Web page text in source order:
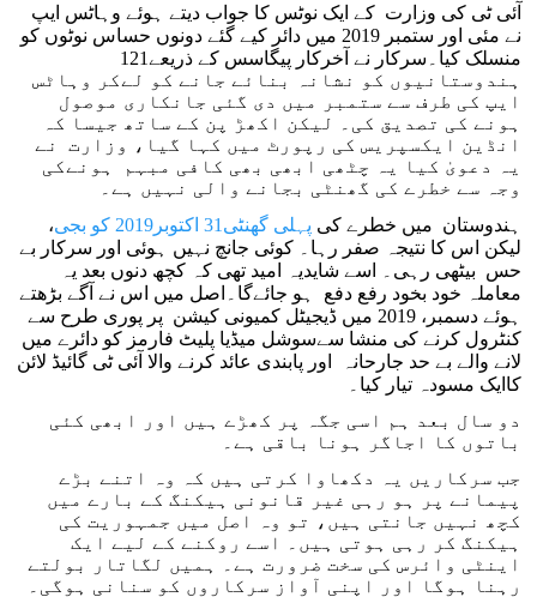
آئی ٹی کی وزارت کے ایک نوٹس کا جواب دیتے ہوئے وہاٹس ایپ
نے مئی اور ستمبر 2019 میں دائر کیے گئے دونوں حساس نوٹوں کو
منسلک کیا۔سرکار نے آخرکار پیگاسس کے ذریعے121
ہندوستانیوں کو نشانہ بنائے جانے کو لےکر وہاٹس
ایپ کی طرف سے ستمبر میں دی گئی جانکاری موصول
ہونے کی تصدیق کی۔ لیکن اکھڑ پن کے ساتھ جیسا کہ
انڈین ایکسپریس کی رپورٹ میں کہا گیا، وزارت نے
یہ دعویٰ کیا یہ چٹھی ابھی بھی کافی مبہم ہونےکی
وجہ سے خطرے کی گھنٹی بجانے والی نہیں ہے۔
ہندوستان میں خطرے کی پہلی گھنٹی31 اکتوبر2019 کو بجی
،
لیکن اس کا نتیجہ صفر رہا۔ کوئی جانچ نہیں ہوئی اور سرکار بے
حس بیٹھی رہی۔ اسے شایدیہ امید تھی کہ کچھ دنوں بعد یہ
معاملہ خود بخود رفع دفع ہو جائےگا۔اصل میں اس نے آگے بڑھتے
ہوئے دسمبر، 2019 میں ڈیجیٹل کمیونی کیشن پر پوری طرح سے
کنٹرول کرنے کی منشا سےسوشل میڈیا پلیٹ فارمز کو دائرے میں
لانے والے بے حد جارحانہ اور پابندی عائد کرنے والا آئی ٹی گائیڈ لائن
کاایک مسودہ تیار کیا۔
دو سال بعد ہم اسی جگہ پر کھڑے ہیں اور ابھی کئی
باتوں کا اجاگر ہونا باقی ہے۔
جب سرکاریں یہ دکھاوا کرتی ہیں کہ وہ اتنے بڑے
پیمانے پر ہو رہی غیر قانونی ہیکنگ کے بارے میں
کچھ نہیں جانتی ہیں، تو وہ اصل میں جمہوریت کی
ہیکنگ کر رہی ہوتی ہیں۔ اسے روکنے کے لیے ایک
اینٹی وائرس کی سخت ضرورت ہے۔ ہمیں لگاتار بولتے
رہنا ہوگا اور اپنی آواز سرکاروں کو سنانی ہوگی۔